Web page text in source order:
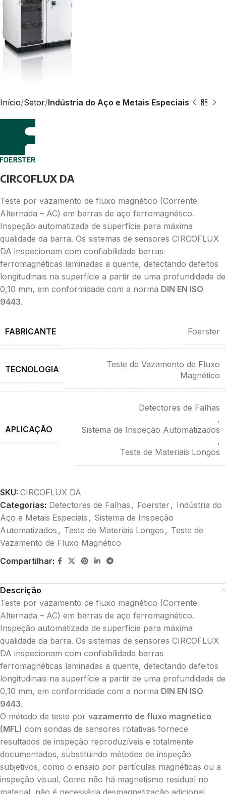
Início Setor Indústria do Aço e Metais Especiais
CIRCOFLUX DA
Teste por vazamento de fluxo magnético (Corrente
Alternada – AC) em barras de aço ferromagnético.
Inspeção automatizada de superfície para máxima
qualidade da barra. Os sistemas de sensores CIRCOFLUX
DA inspecionam com confiabilidade barras
ferromagnéticas laminadas a quente, detectando defeitos
longitudinais na superfície a partir de uma profundidade de
0,10 mm, em conformidade com a norma DIN EN ISO
9443.
FABRICANTE Foerster
TECNOLOGIA
Teste de Vazamento de Fluxo
Magnético
APLICAÇÃO
Detectores de Falhas
,
Sistema de Inspeção Automatizados
,
Teste de Materiais Longos
SKU: CIRCOFLUX DA
Categorias: Detectores de Falhas , Foerster , Indústria do
Aço e Metais Especiais , Sistema de Inspeção
Automatizados , Teste de Materiais Longos , Teste de
Vazamento de Fluxo Magnético
Compartilhar:
Descrição
Teste por vazamento de fluxo magnético (Corrente
Alternada – AC) em barras de aço ferromagnético.
Inspeção automatizada de superfície para máxima
qualidade da barra. Os sistemas de sensores CIRCOFLUX
DA inspecionam com confiabilidade barras
ferromagnéticas laminadas a quente, detectando defeitos
longitudinais na superfície a partir de uma profundidade de
0,10 mm, em conformidade com a norma DIN EN ISO
9443.
O método de teste por vazamento de fluxo magnético
(MFL) com sondas de sensores rotativas fornece
resultados de inspeção reproduzíveis e totalmente
documentados, substituindo métodos de inspeção
subjetivos, como o ensaio por partículas magnéticas ou a
inspeção visual. Como não há magnetismo residual no
material, não é necessária desmagnetização adicional,